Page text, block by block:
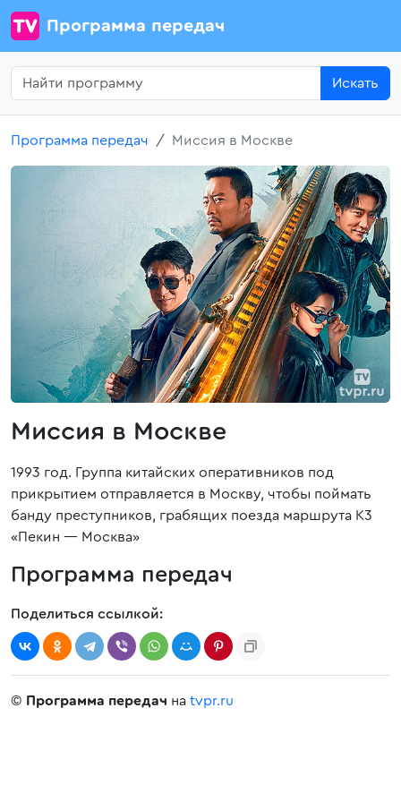
Программа передач
Искать
Программа передач Миссия в Москве
Миссия в Москве
1993 год. Группа китайских оперативников под
прикрытием отправляется в Москву, чтобы поймать
банду преступников, грабящих поезда маршрута К3
«Пекин — Москва»
Программа передач
Поделиться ссылкой:
© Программа передач на tvpr.ru